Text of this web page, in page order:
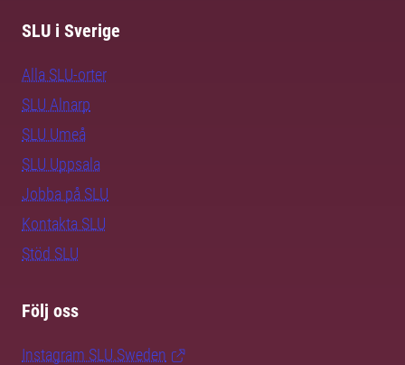
SLU i Sverige
Alla SLU-orter
SLU Alnarp
SLU Umeå
SLU Uppsala
Jobba på SLU
Kontakta SLU
Stöd SLU
Följ oss
Instagram SLU.Sweden